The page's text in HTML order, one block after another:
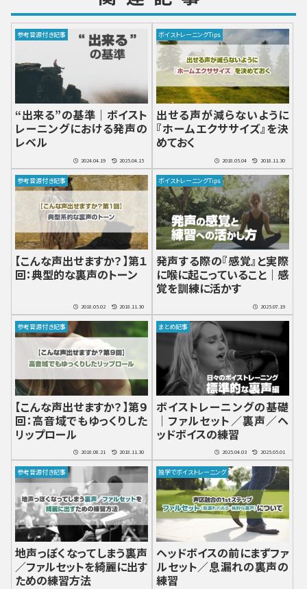
参考音源付き記事
“出来る”の基準｜ボイスト
レーニングにおける発声の
レベル
2024.04.19 2025.04.15
ボイストレーニングTips
出せる声が減らないように
『ホームエクササイズ』を決
めておく
2018.05.04 2018.11.30
参考音源付き記事
【こんな声出せますか？】第１
回：典型的な裏声のトーン
2018.05.02 2018.11.30
ボイストレーニングTips
発声する際の『感覚』と実際
に喉に起こっていること｜感
覚を訓練に活かす
2025.07.19
参考音源付き記事
【こんな声出せますか？】第９
回：高音域でもゆっくりした
リップロール
2018.08.21 2018.11.30
まとめ記事
ボイストレーニングの基礎
｜ファルセット／裏声／ヘ
ッドボイスの練習
2025.04.03 2025.05.01
参考音源付き記事
地声っぽくなってしまう裏声
／ファルセットを綺麗に出す
ための練習方法
独学でボイストレーニング
ヘッドボイスの前にまずファ
ルセット／息漏れの裏声の
練習